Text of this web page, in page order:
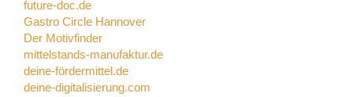
future-doc.de
Gastro Circle Hannover
Der Motivfinder
mittelstands-manufaktur.de
deine-fördermittel.de
deine-digitalisierung.com